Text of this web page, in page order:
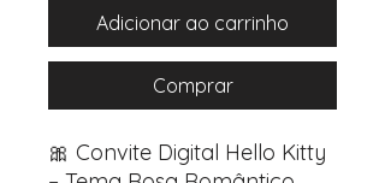
Adicionar ao carrinho
Comprar
🎀 Convite Digital Hello Kitty